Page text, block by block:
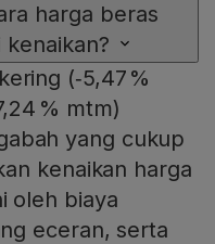
harga beras
(‑5,47 %
% mtm)
yang cukup
kenaikan harga
oleh biaya
eceran, serta